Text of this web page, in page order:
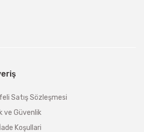
Satış Sözleşmesi
ve Güvenlik
Koşullari